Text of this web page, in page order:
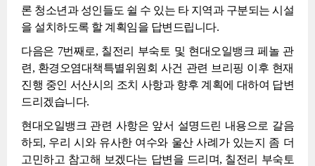
론 청소년과 성인들도 쉴 수 있는 타 지역과 구분되는 시설
을 설치하도록 할 계획임을 답변드립니다.
다음은 7번째로, 칠전리 부숙토 및 현대오일뱅크 페놀 관
련, 환경오염대책특별위원회 사건 관련 브리핑 이후 현재
진행 중인 서산시의 조치 사항과 향후 계획에 대하여 답변
드리겠습니다.
현대오일뱅크 관련 사항은 앞서 설명드린 내용으로 갈음
하되, 우리 시와 유사한 여수와 울산 사례가 있는지 좀 더
고민하고 참고해 보겠다는 답변을 드리며, 칠전리 부숙토